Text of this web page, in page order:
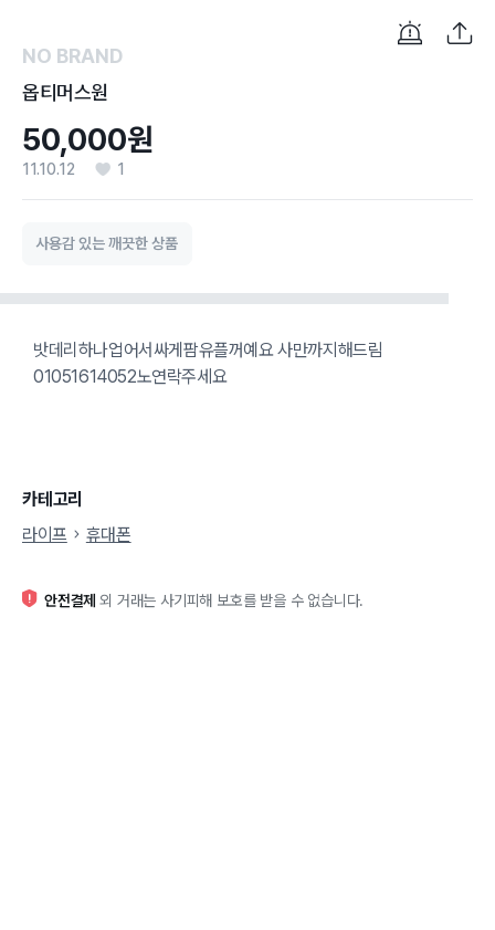
NO BRAND
옵티머스원
50,000원
11.10.12 1
사용감 있는 깨끗한 상품
밧데리하나업어서싸게팜유플꺼예요 사만까지해드림
01051614052노연락주세요
카테고리
라이프
휴대폰
안전결제 외 거래는 사기피해 보호를 받을 수 없습니다.